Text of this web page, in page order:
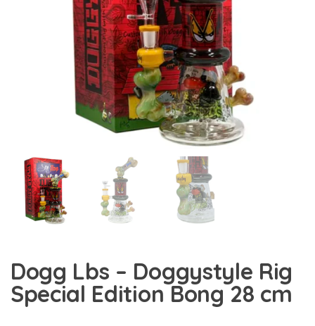
Dogg Lbs – Doggystyle Rig
Special Edition Bong 28 cm